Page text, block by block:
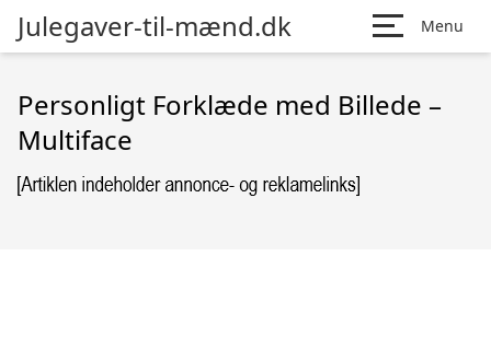
Julegaver-til-mænd.dk Menu
Personligt Forklæde med Billede –
Multiface